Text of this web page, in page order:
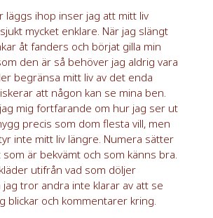
läggs ihop inser jag att mitt liv
mycket enklare. När jag slängt
åt fanders och börjat gilla min
den är så behöver jag aldrig vara
begränsa mitt liv av det enda
att någon kan se mina ben.
mig fortfarande om hur jag ser ut
precis som dom flesta vill, men
inte mitt liv längre. Numera sätter
är bekvämt och som känns bra.
utifrån vad som döljer
tror andra inte klarar av att se
blickar och kommentarer kring.